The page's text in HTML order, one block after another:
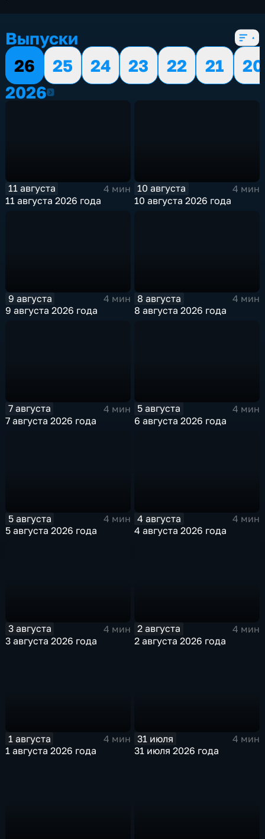
Выпуски
26
25 24 23 22 21
20
20262026
11 августа
4 мин
11 августа 2026 года
10 августа
4 мин
10 августа 2026 года
9 августа
4 мин
9 августа 2026 года
8 августа
4 мин
8 августа 2026 года
7 августа
4 мин
7 августа 2026 года
5 августа
4 мин
6 августа 2026 года
5 августа
4 мин
5 августа 2026 года
4 августа
4 мин
4 августа 2026 года
3 августа
4 мин
3 августа 2026 года
2 августа
4 мин
2 августа 2026 года
1 августа
4 мин
1 августа 2026 года
31 июля
4 мин
31 июля 2026 года